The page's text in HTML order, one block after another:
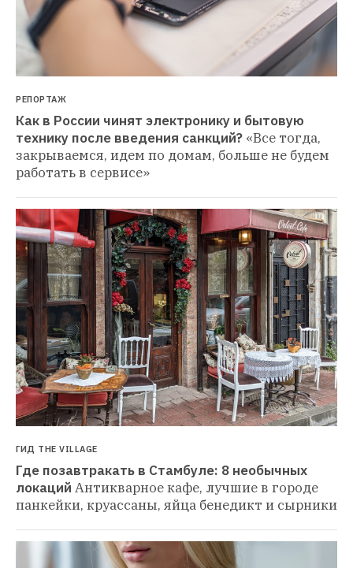
РЕПОРТАЖ
Как в России чинят электронику и бытовую
технику после введения санкций? «Все тогда,
закрываемся, идем по домам, больше не будем
работать в сервисе»
ГИД THE VILLAGE
Где позавтракать в Стамбуле: 8 необычных
локаций Антикварное кафе, лучшие в городе
панкейки, круассаны, яйца бенедикт и сырники